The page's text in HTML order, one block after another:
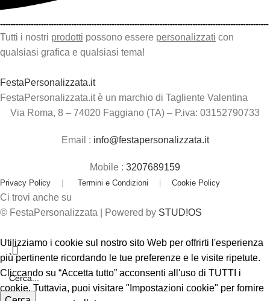
Tutti i nostri prodotti possono essere personalizzati con
qualsiasi grafica e qualsiasi tema!
FestaPersonalizzata.it
FestaPersonalizzata.it è un marchio di Tagliente Valentina
Via Roma, 8 – 74020 Faggiano (TA) – P.iva: 03152790733
Email : info@festapersonalizzata.it
Mobile : 3207689159
Privacy Policy | Termini e Condizioni | Cookie Policy
Ci trovi anche su
© FestaPersonalizzata | Powered by STUD!OS
Utilizziamo i cookie sul nostro sito Web per offrirti l'esperienza
più pertinente ricordando le tue preferenze e le visite ripetute.
Cliccando su “Accetta tutto” acconsenti all'uso di TUTTI i
cookie. Tuttavia, puoi visitare "Impostazioni cookie" per fornire